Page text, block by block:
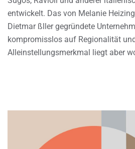
entwickelt. Das von Melanie
Dietmar ßller gegründete
kompromisslos auf Regionalität
Alleinstellungsmerkmal liegt aber